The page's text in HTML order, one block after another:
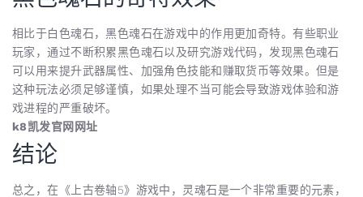
相比于白色魂石，黑色魂石在游戏中的作用更加奇特。有些职业
玩家，通过不断积累黑色魂石以及研究游戏代码，发现黑色魂石
可以用来提升武器属性、加强角色技能和赚取货币等效果。但是
这种玩法必须足够谨慎，如果处理不当可能会导致游戏体验和游
戏进程的严重破坏。
k8凯发官网网址
结论
总之，在《上古卷轴5》游戏中，灵魂石是一个非常重要的元素，